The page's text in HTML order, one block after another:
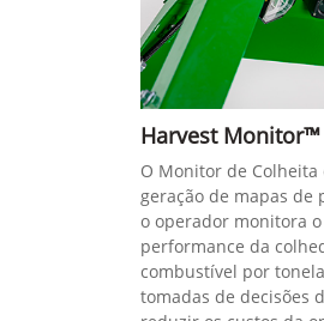
Harvest Monitor™
O Monitor de
geração de mapas
o operador monitora
performance da
combustível por
tomadas de decisões